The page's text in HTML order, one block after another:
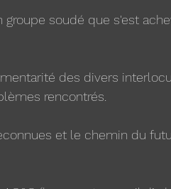
soudé que s'est
des divers
rencontrés.
et le chemin du